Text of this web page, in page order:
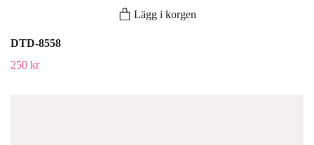
Lägg i korgen
DTD-8558
250 kr